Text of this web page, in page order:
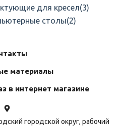
для кресел(3)
столы(2)
материалы
в интернет магазине
городской округ, рабочий